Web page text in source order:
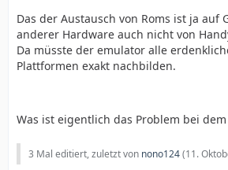
Das der Austausch von Roms ist ja auf
anderer Hardware auch nicht von
Da müsste der emulator alle
Plattformen exakt nachbilden.
Was ist eigentlich das Problem bei dem
3 Mal editiert, zuletzt von nono124(11.